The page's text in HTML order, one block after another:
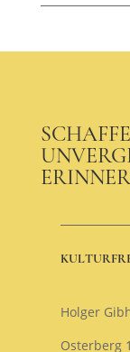
Holger
Osterberg